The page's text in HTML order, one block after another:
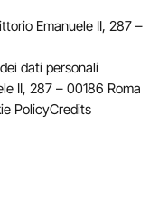
Emanuele II, 287 –
dati personali
II, 287 – 00186 Roma
PolicyCredits